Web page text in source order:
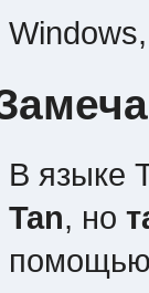
В языке
Tan, но